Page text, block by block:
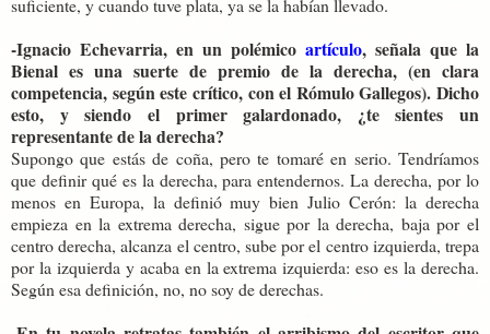
suficiente, y cuando tuve plata, ya se la habían llevado.
-Ignacio Echevarria, en un polémico artículo, señala que la
Bienal es una suerte de premio de la derecha, (en clara
competencia, según este crítico, con el Rómulo Gallegos). Dicho
esto, y siendo el primer galardonado, ¿te sientes un
representante de la derecha?
Supongo que estás de coña, pero te tomaré en serio. Tendríamos
que definir qué es la derecha, para entendernos. La derecha, por lo
menos en Europa, la definió muy bien Julio Cerón: la derecha
empieza en la extrema derecha, sigue por la derecha, baja por el
centro derecha, alcanza el centro, sube por el centro izquierda, trepa
por la izquierda y acaba en la extrema izquierda: eso es la derecha.
Según esa definición, no, no soy de derechas.